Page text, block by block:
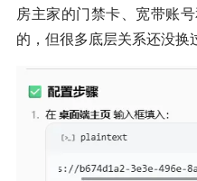
房主家的门禁卡、宽带账
的，但很多底层关系还没换